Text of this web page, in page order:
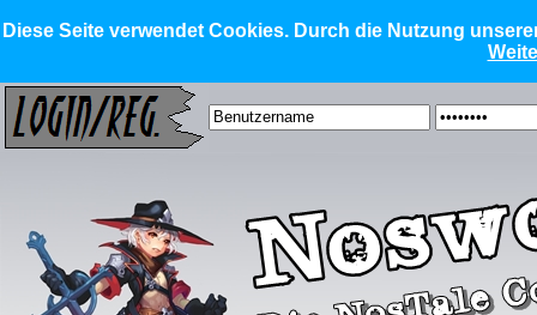
Diese Seite verwendet Cookies. Durch die Nutzung